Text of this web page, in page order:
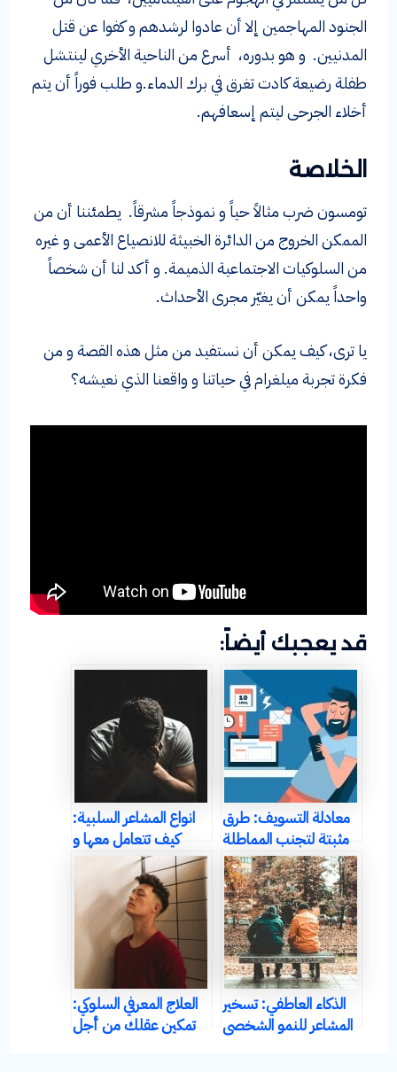
الجنود المهاجمين إلا أن عادوا لرشدهم و كفوا عن قتل
المدنيين. و هو بدوره، أسرع من الناحية الأخري لينتشل
طفلة رضيعة كادت تغرق في برك الدماء.و طلب فوراً أن يتم
أخلاء الجرحى ليتم إسعافهم.
الخلاصة
تومسون ضرب مثالاً حياً و نموذجاً مشرقاً. يطمئننا أن من
الممكن الخروج من الدائرة الخبيثة للانصياع الأعمى و غيره
من السلوكيات الاجتماعية الذميمة. و أكد لنا أن شخصاً
واحداً يمكن أن يغيّر مجرى الأحداث.
يا ترى، كيف يمكن أن نستفيد من مثل هذه القصة و من
فكرة تجربة ميلغرام في حياتنا و واقعنا الذي نعيشه؟
قد يعجبك أيضاً:
معادلة التسويف: طرق
مثبتة لتجنب المماطلة
انواع المشاعر السلبية:
كيف تتعامل معها و
تجعل حياتك أفضل
الذكاء العاطفي: تسخير
المشاعر للنمو الشخصي
العلاج المعرفي السلوكي:
تمكين عقلك من أجل